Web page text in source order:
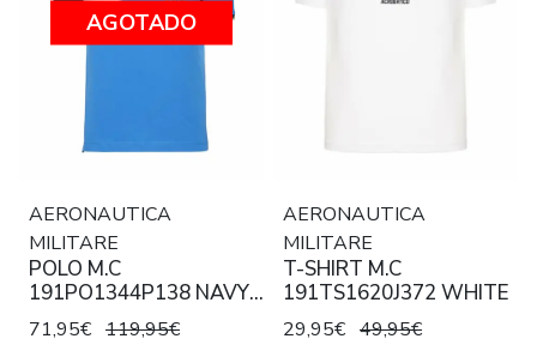
AGOTADO
AERONAUTICA
MILITARE
POLO M.C
191PO1344P138 NAVY /
WHITE / ROYAL
71,95€ 119,95€
AERONAUTICA
MILITARE
T-SHIRT M.C
191TS1620J372 WHITE
29,95€ 49,95€